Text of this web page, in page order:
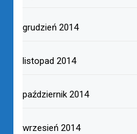
grudzień 2014
listopad 2014
październik 2014
wrzesień 2014